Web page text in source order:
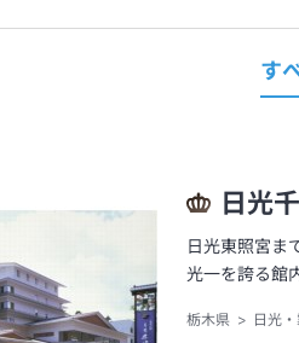
す
日光
日光東照宮ま
光一を誇る館
栃木県
日光